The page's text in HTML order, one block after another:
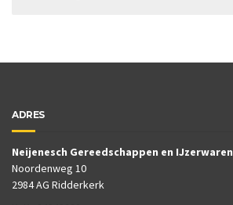
ADRES
Neijenesch Gereedschappen en IJzerwaren
Noordenweg 10
2984 AG Ridderkerk